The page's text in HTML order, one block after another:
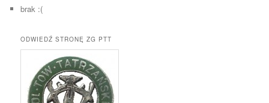
brak :(
ODWIEDŹ STRONĘ ZG PTT